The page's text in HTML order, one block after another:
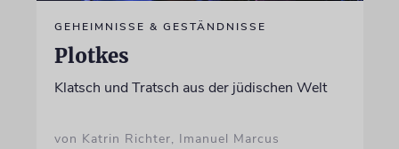
GEHEIMNISSE & GESTÄNDNISSE
Plotkes
Klatsch und Tratsch aus der jüdischen Welt
von Katrin Richter, Imanuel Marcus